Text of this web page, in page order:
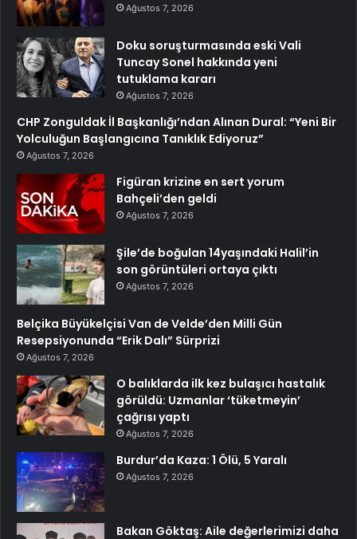
Ağustos 7, 2026
Doku soruşturmasında eski Vali
Tuncay Sonel hakkında yeni
tutuklama kararı
Ağustos 7, 2026
CHP Zonguldak İl Başkanlığı’ndan Alınan Dural: “Yeni Bir
Yolculuğun Başlangıcına Tanıklık Ediyoruz”
Ağustos 7, 2026
Figüran krizine en sert yorum
Bahçeli’den geldi
Ağustos 7, 2026
Şile’de boğulan 14yaşındaki Halil’in
son görüntüleri ortaya çıktı
Ağustos 7, 2026
Belçika Büyükelçisi Van de Velde’den Milli Gün
Resepsiyonunda “Erik Dalı” Sürprizi
Ağustos 7, 2026
O balıklarda ilk kez bulaşıcı hastalık
görüldü: Uzmanlar ‘tüketmeyin’
çağrısı yaptı
Ağustos 7, 2026
Burdur’da Kaza: 1 Ölü, 5 Yaralı
Ağustos 7, 2026
Bakan Göktaş: Aile değerlerimizi daha